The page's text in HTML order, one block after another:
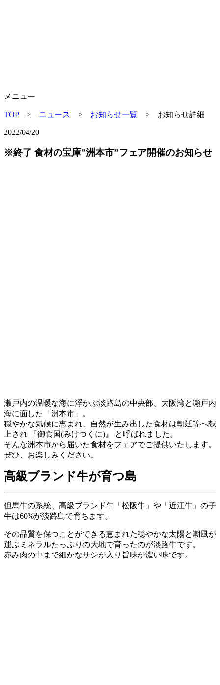
メニュー
TOP> ニュース > お知らせ一覧 > お知らせ詳細
2022/04/20
※終了 食材の宝庫”洲本市”フェア開催のお知らせ
瀬戸内の温暖な海に浮かぶ淡路島の中央部、大阪湾と瀬戸内
海に面した「洲本市」。
穏やかな気候に恵まれ、自然が生み出した食材は朝廷等へ献
上され 『御食国(みけつくに)』 と呼ばれました。
そんな洲本市から届いた食材をフェアでご提供いたします。
ぜひ、お楽しみください。
高級ブランド牛が育つ島
但馬牛の系統、高級ブランド牛「松阪牛」や「近江牛」の子
牛は60%が淡路島で育ちます。
その品質を保つことができる恵まれた穏やかな太陽と潮風が
運ぶミネラルたっぷりの大地で育ったのが淡路牛です。
赤み肉の中まで細かなサシが入り旨味が濃い味です。